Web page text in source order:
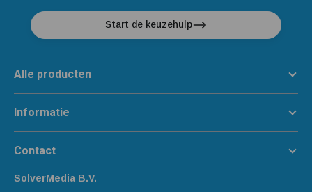
Start de keuzehulp
Alle producten
Informatie
Contact
SolverMedia B.V.